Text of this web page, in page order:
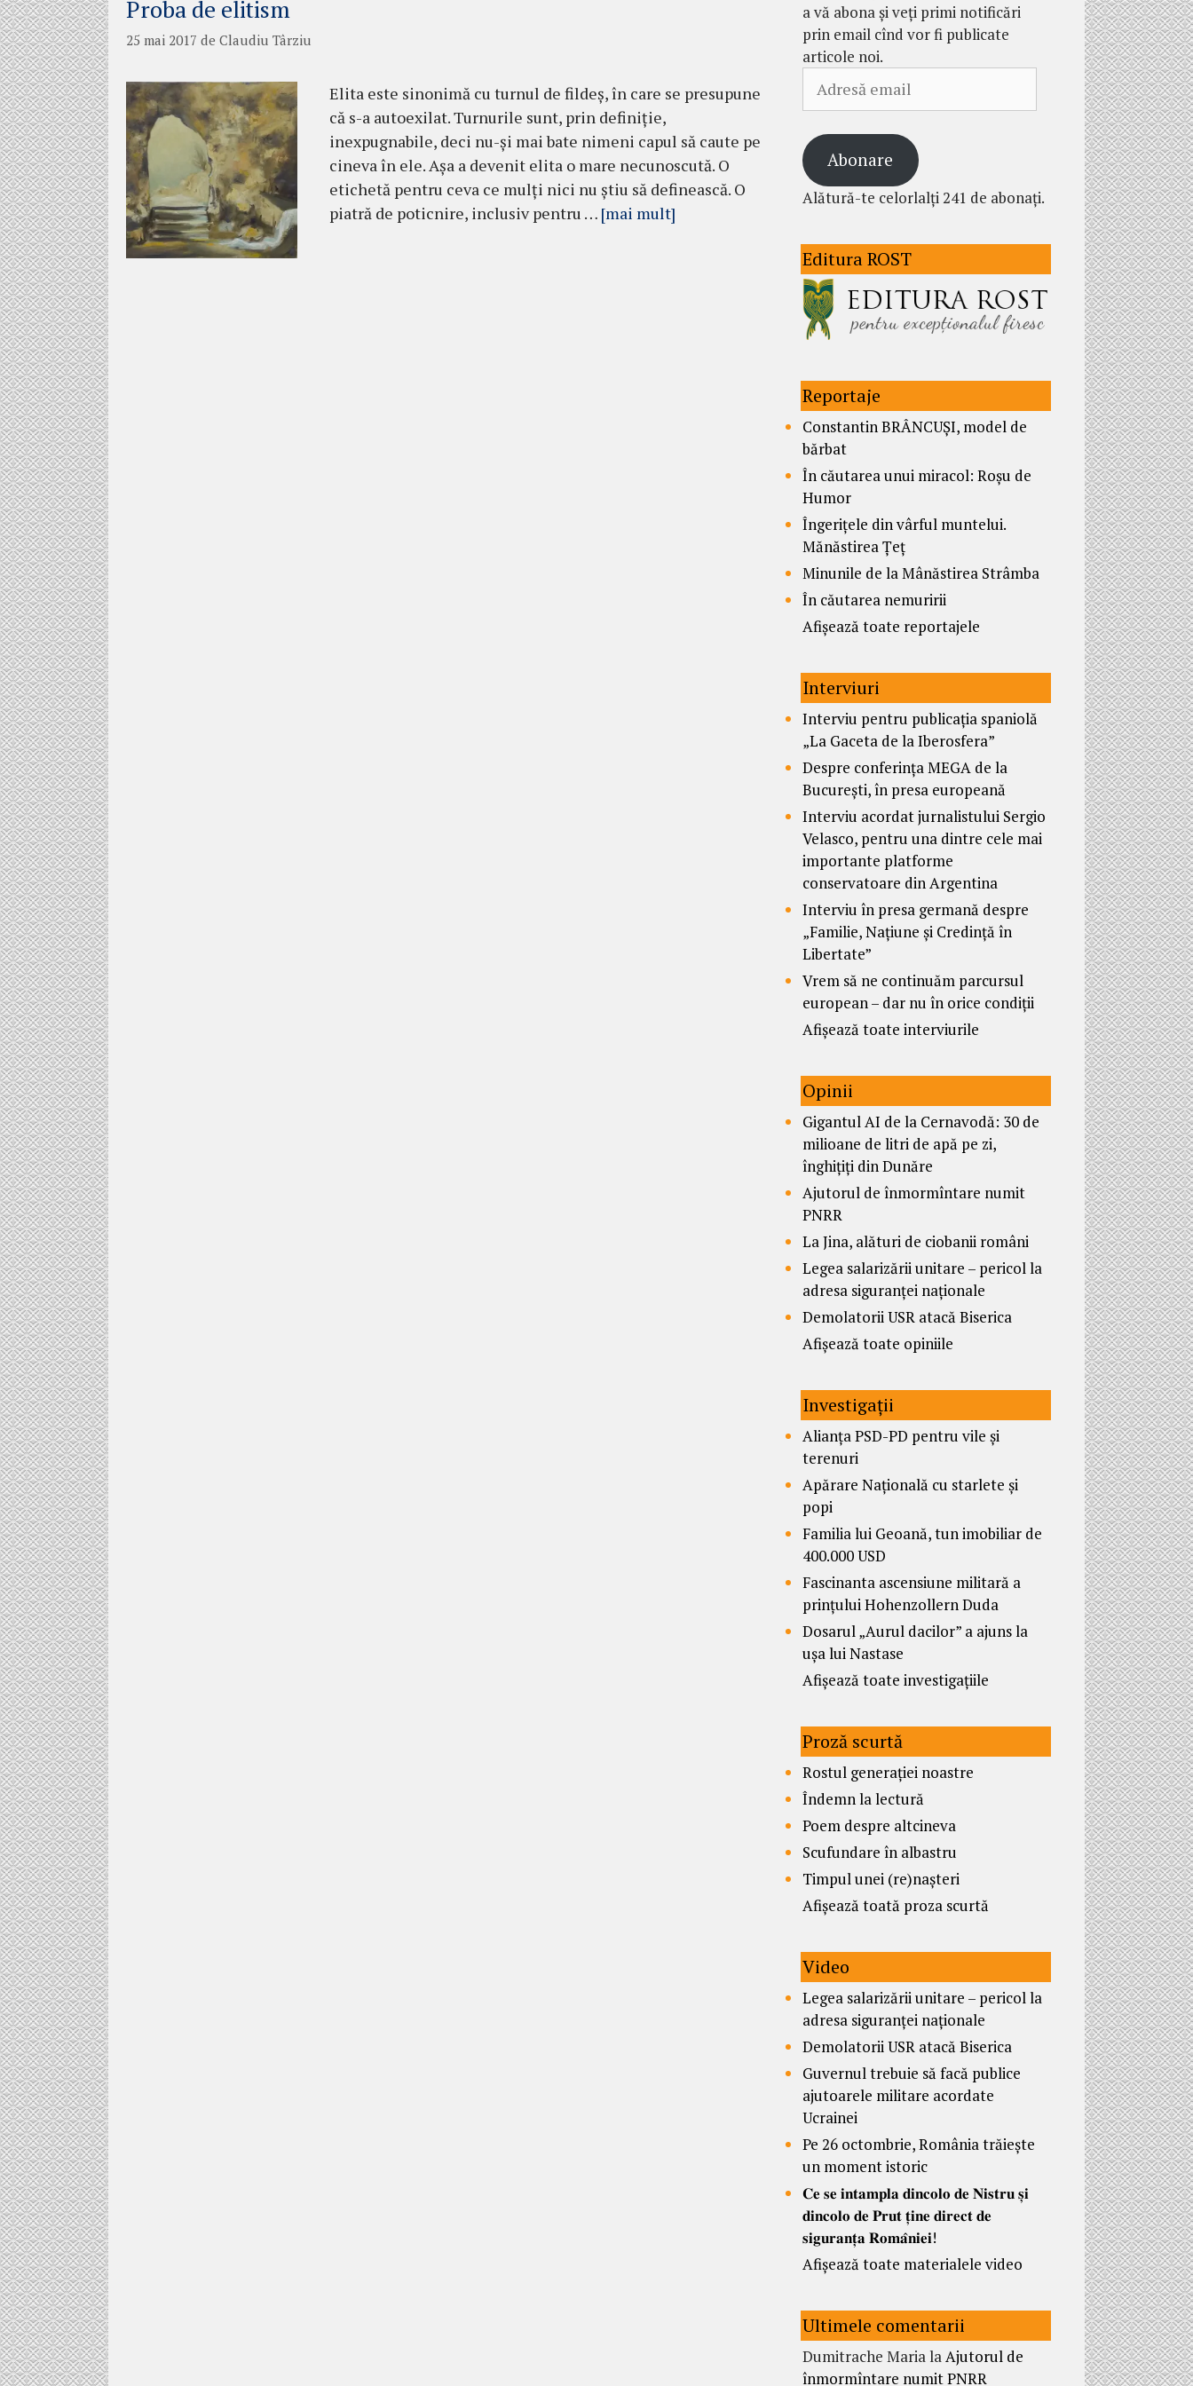
Proba de elitism
25 mai 2017 de Claudiu Târziu
Elita este sinonimă cu turnul de fildeș, în care se presupune
că s-a autoexilat. Turnurile sunt, prin definiție,
inexpugnabile, deci nu-și mai bate nimeni capul să caute pe
cineva în ele. Așa a devenit elita o mare necunoscută. O
etichetă pentru ceva ce mulți nici nu știu să definească. O
piatră de poticnire, inclusiv pentru … [mai mult]
a vă abona și veți primi notificări
prin email cînd vor fi publicate
articole noi.
email
Abonare
Alătură-te celorlalți 241 de abonați.
Editura ROST
Reportaje
Constantin BRÂNCUȘI, model de
bărbat
În căutarea unui miracol: Roșu de
Humor
Îngerițele din vârful muntelui.
Mănăstirea Țeț
Minunile de la Mânăstirea Strâmba
În căutarea nemuririi
Afișează toate reportajele
Interviuri
Interviu pentru publicația spaniolă
„La Gaceta de la Iberosfera”
Despre conferința MEGA de la
București, în presa europeană
Interviu acordat jurnalistului Sergio
Velasco, pentru una dintre cele mai
importante platforme
conservatoare din Argentina
Interviu în presa germană despre
„Familie, Națiune și Credință în
Libertate”
Vrem să ne continuăm parcursul
european – dar nu în orice condiții
Afișează toate interviurile
Opinii
Gigantul AI de la Cernavodă: 30 de
milioane de litri de apă pe zi,
înghițiți din Dunăre
Ajutorul de înmormîntare numit
PNRR
La Jina, alături de ciobanii români
Legea salarizării unitare – pericol la
adresa siguranței naționale
Demolatorii USR atacă Biserica
Afișează toate opiniile
Investigații
Alianța PSD-PD pentru vile și
terenuri
Apărare Națională cu starlete și
popi
Familia lui Geoană, tun imobiliar de
400.000 USD
Fascinanta ascensiune militară a
prințului Hohenzollern Duda
Dosarul „Aurul dacilor” a ajuns la
ușa lui Nastase
Afișează toate investigațiile
Proză scurtă
Rostul generației noastre
Îndemn la lectură
Poem despre altcineva
Scufundare în albastru
Timpul unei (re)nașteri
Afișează toată proza scurtă
Video
Legea salarizării unitare – pericol la
adresa siguranței naționale
Demolatorii USR atacă Biserica
Guvernul trebuie să facă publice
ajutoarele militare acordate
Ucrainei
Pe 26 octombrie, România trăiește
un moment istoric
𝐂𝐞 𝐬𝐞 𝐢𝐧𝐭𝐚𝐦𝐩𝐥𝐚 𝐝𝐢𝐧𝐜𝐨𝐥𝐨 𝐝𝐞 𝐍𝐢𝐬𝐭𝐫𝐮 𝐬̦𝐢
𝐝𝐢𝐧𝐜𝐨𝐥𝐨 𝐝𝐞 𝐏𝐫𝐮𝐭 𝐭̦𝐢𝐧𝐞 𝐝𝐢𝐫𝐞𝐜𝐭 𝐝𝐞
𝐬𝐢𝐠𝐮𝐫𝐚𝐧𝐭̦𝐚 𝐑𝐨𝐦𝐚̂𝐧𝐢𝐞𝐢!
Afișează toate materialele video
Ultimele comentarii
Dumitrache MarialaAjutorul de
înmormîntare numit PNRR